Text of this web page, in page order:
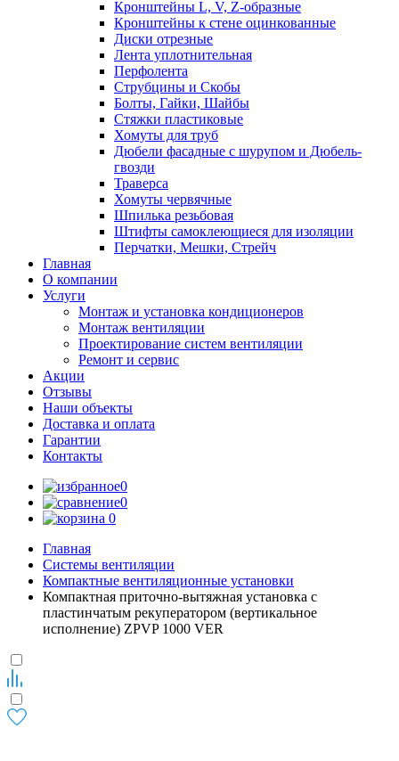
Кронштейны L, V, Z-образные
Кронштейны к стене оцинкованные
Диски отрезные
Лента уплотнительная
Перфолента
Струбцины и Скобы
Болты, Гайки, Шайбы
Стяжки пластиковые
Хомуты для труб
Дюбели фасадные с шурупом и Дюбель-
гвозди
Траверса
Хомуты червячные
Шпилька резьбовая
Штифты самоклеющиеся для изоляции
Перчатки, Мешки, Стрейч
Главная
О компании
Услуги
Монтаж и установка кондиционеров
Монтаж вентиляции
Проектирование систем вентиляции
Ремонт и сервис
Акции
Отзывы
Наши объекты
Доставка и оплата
Гарантии
Контакты
0
0
0
Главная
Системы вентиляции
Компактные вентиляционные установки
Компактная приточно-вытяжная установка с
пластинчатым рекуператором (вертикальное
исполнение) ZPVP 1000 VER